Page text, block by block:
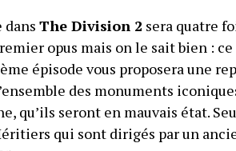
dans The Division 2 sera quatre
opus mais on le sait bien : ce
épisode vous proposera une
des monuments
qu’ils seront en mauvais état.
qui sont dirigés par un